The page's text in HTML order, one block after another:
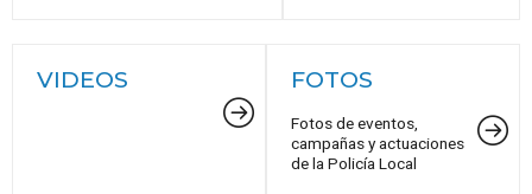
VIDEOS FOTOS
Fotos de eventos,
campañas y actuaciones
de la Policía Local